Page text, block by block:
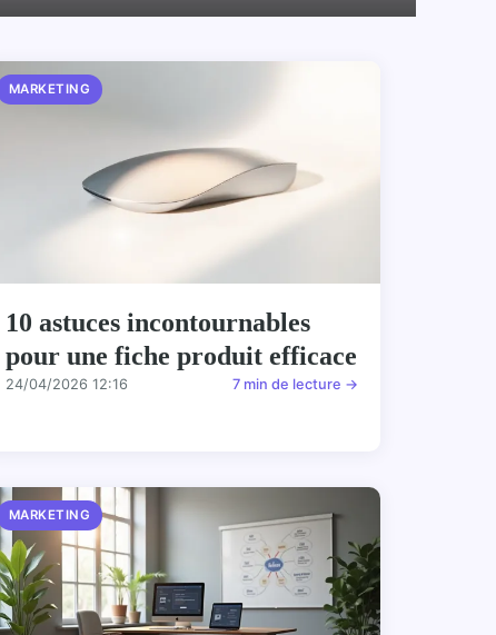
MARKETING
10 astuces incontournables
pour une fiche produit efficace
24/04/2026 12:16 7 min de lecture →
MARKETING